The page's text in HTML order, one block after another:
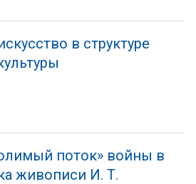
в структуре
поток» войны в
живописи И. Т.